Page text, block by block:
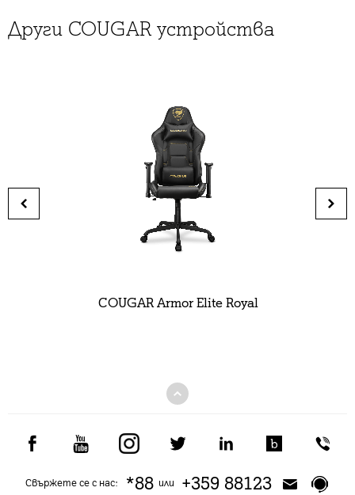
Други COUGAR устройства
COUGAR Armor Elite Royal
Свържете се с нас: *88или +359 88123